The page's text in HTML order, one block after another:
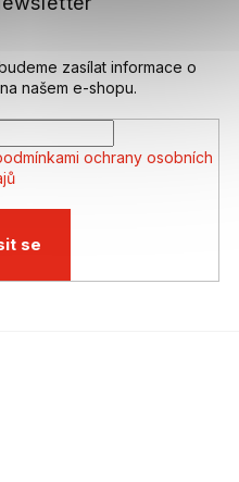
zasílat informace o
našem e-shopu.
ochrany osobních
se